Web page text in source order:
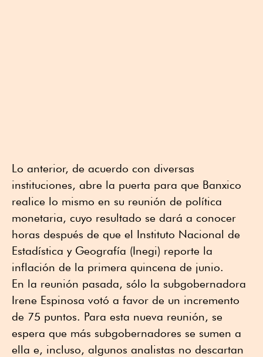
Lo anterior, de acuerdo con diversas
instituciones, abre la puerta para que Banxico
realice lo mismo en su reunión de política
monetaria, cuyo resultado se dará a conocer
horas después de que el Instituto Nacional de
Estadística y Geografía (Inegi) reporte la
inflación de la primera quincena de junio.
En la reunión pasada, sólo la subgobernadora
Irene Espinosa votó a favor de un incremento
de 75 puntos. Para esta nueva reunión, se
espera que más subgobernadores se sumen a
ella e, incluso, algunos analistas no descartan